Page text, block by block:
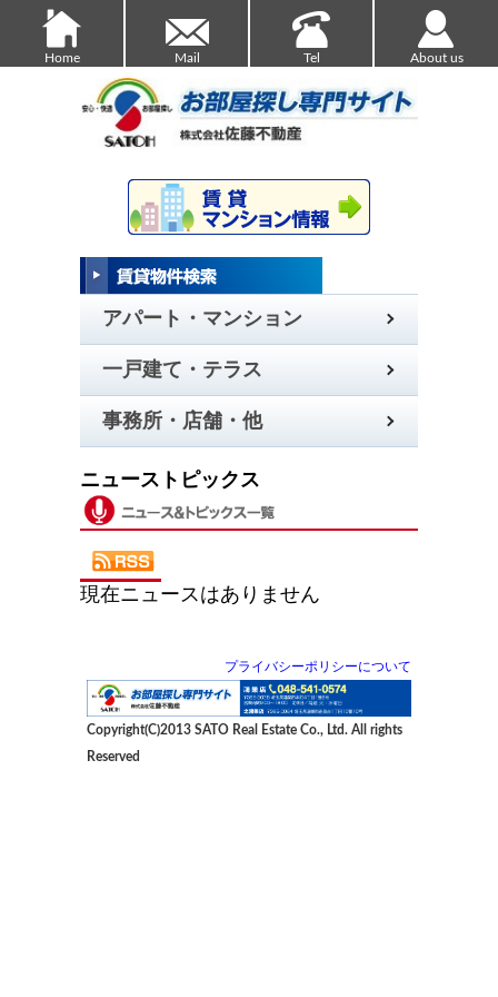
Home Mail Tel About us
アパート・マンション
一戸建て・テラス
事務所・店舗・他
ニューストピックス
現在ニュースはありません
プライバシーポリシーについて
Copyright(C)2013 SATO Real Estate Co., Ltd. All rights
Reserved